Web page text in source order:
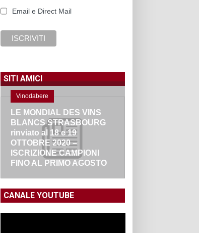
Email e Direct Mail
SITI AMICI
Vinodabere
LE MONDIAL DES VINS
BLANCS STRASBOURG
rinviato al 18 e 19
OTTOBRE 2020 –
ISCRIZIONE CAMPIONI
FINO AL PRIMO AGOSTO
CANALE YOUTUBE